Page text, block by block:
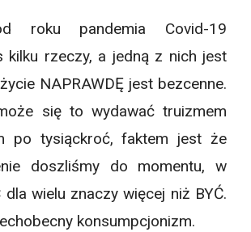
roku pandemia Covid-19
kilku rzeczy, a jedną z nich jest
NAPRAWDĘ jest bezcenne.
się to wydawać truizmem
po tysiąckroć, faktem jest że
doszliśmy do momentu, w
dla wielu znaczy więcej niż BYĆ.
konsumpcjonizm.